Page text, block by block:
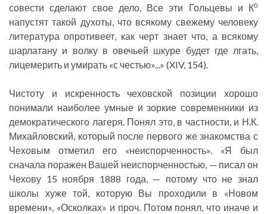
совести сделают свое дело. Все эти Гольцевы и Ко
напустят такой духоты, что всякому свежему человеку
литература опротивеет, как черт знает что, а всякому
шарлатану и волку в овечьей шкуре будет где лгать,
лицемерить и умирать «с честью»...» (XIV, 154).
Чистоту и искренность чеховской позиции хорошо
понимали наиболее умные и зоркие современники из
демократического лагеря. Понял это, в частности, и Н.К.
Михайловский, который после первого же знакомства с
Чеховым отметил его «неиспорченность». «Я был
сначала поражен Вашей неиспорченностью, — писал он
Чехову 15 ноября 1888 года, — потому что не знал
школы хуже той, которую Вы проходили в «Новом
времени», «Осколках» и проч. Потом понял, что иначе и